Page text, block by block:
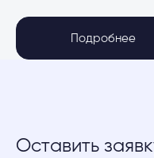
Подробнее
Оставить